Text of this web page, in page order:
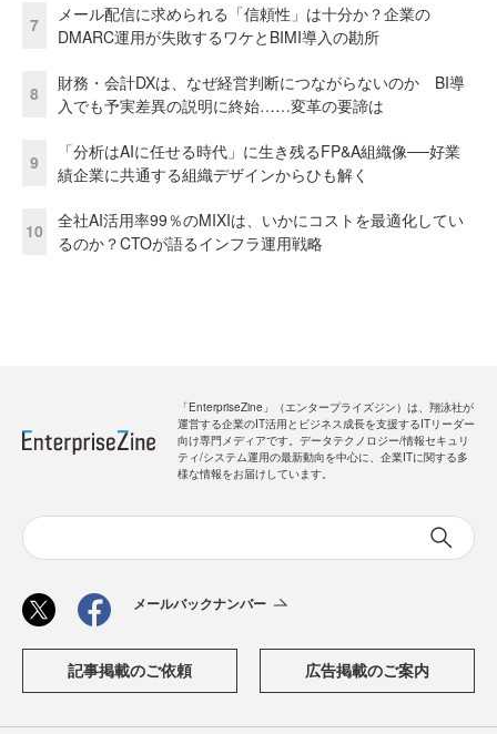
7
メール配信に求められる「信頼性」は十分か？企業の
DMARC運用が失敗するワケとBIMI導入の勘所
8
財務・会計DXは、なぜ経営判断につながらないのか BI導
入でも予実差異の説明に終始……変革の要諦は
9
「分析はAIに任せる時代」に生き残るFP&A組織像──好業
績企業に共通する組織デザインからひも解く
10
全社AI活用率99％のMIXIは、いかにコストを最適化してい
るのか？CTOが語るインフラ運用戦略
「EnterpriseZine」（エンタープライズジン）は、翔泳社が
運営する企業のIT活用とビジネス成長を支援するITリーダー
向け専門メディアです。データテクノロジー/情報セキュリ
ティ/システム運用の最新動向を中心に、企業ITに関する多
様な情報をお届けしています。
メールバックナンバー
記事掲載のご依頼 広告掲載のご案内